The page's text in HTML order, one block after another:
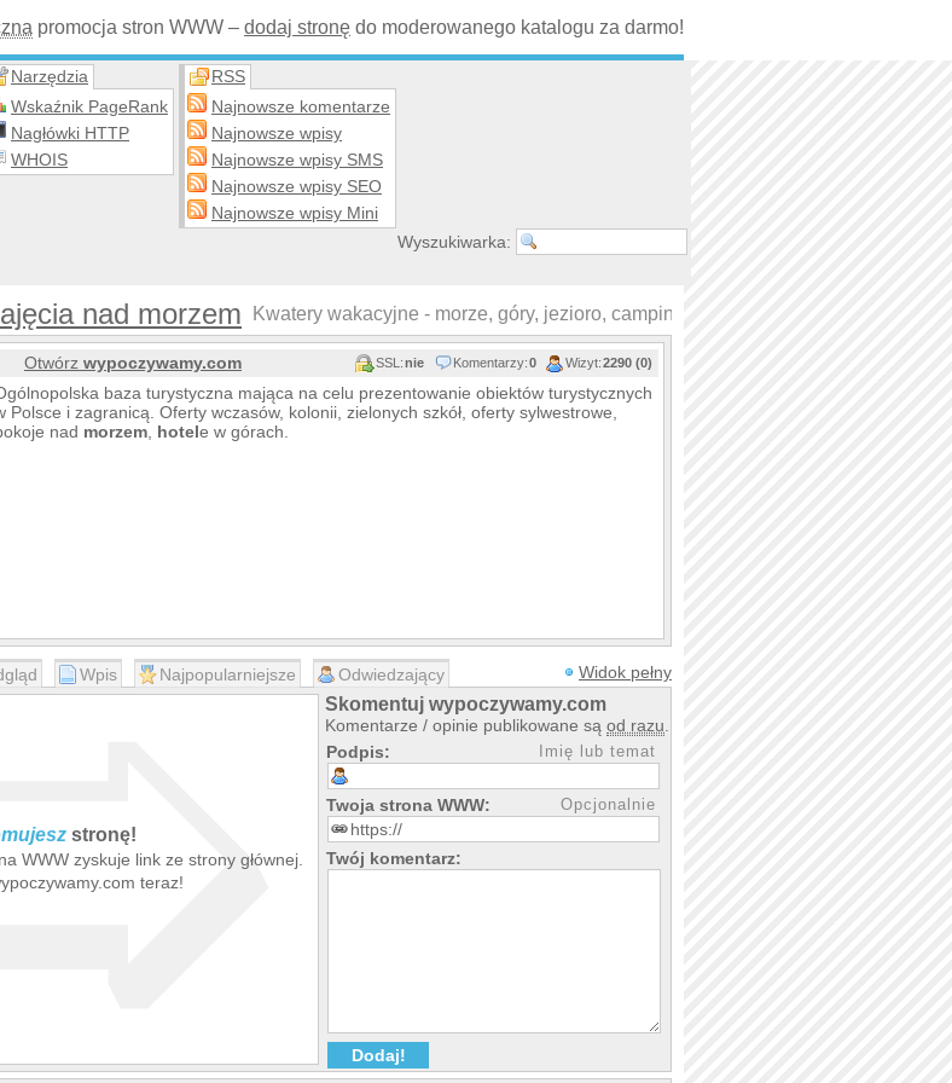
promocja stron WWW – dodaj stronę do moderowanego katalogu za darmo!
Narzędzia
Wskaźnik PageRank
Nagłówki HTTP
WHOIS
RSS
Najnowsze komentarze
Najnowsze wpisy
Najnowsze wpisy SMS
Najnowsze wpisy SEO
Najnowsze wpisy Mini
Wyszukiwarka:
nad morzem Kwatery wakacyjne - morze, góry, jezioro, camping (
Otwórz wypoczywamy.com SSL:nie Komentarzy:0 Wizyt:2290 (0)
baza turystyczna mająca na celu prezentowanie obiektów turystycznych
Polsce i zagranicą. Oferty wczasów, kolonii, zielonych szkół, oferty sylwestrowe,
nad morzem hotele w górach.
Wpis Najpopularniejsze Odwiedzający Widok pełny
stronę!
WWW zyskuje link ze strony głównej.
teraz!
Skomentuj wypoczywamy.com
Komentarze / opinie publikowane są od razu
Podpis:
Imię lub temat
Twoja strona WWW: Opcjonalnie
Twój komentarz: